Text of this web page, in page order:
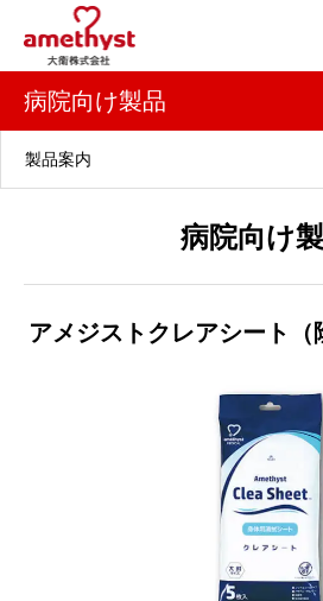
病院向け製品
製品案内
病院向け
アメジストクレアシート（